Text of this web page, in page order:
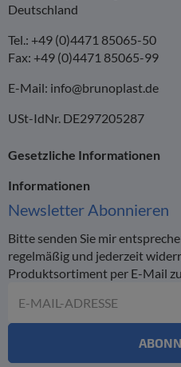
Deutschland
Tel.: +49 (0)4471 85065-50
Fax: +49 (0)4471 85065-99
E-Mail: info@brunoplast.de
USt-IdNr. DE297205287
Gesetzliche Informationen
Informationen
NewsletterAbonnieren
Bitte senden Sie mir
regelmäßig und jederzeit
Produktsortiment per E-Mail zu.